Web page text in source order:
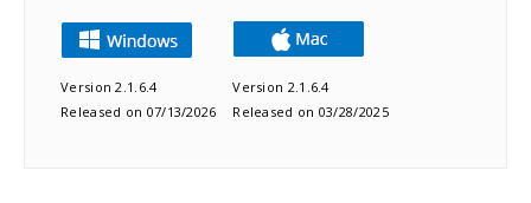
Version 2.1.6.4
Released on 07/13/2026
Version 2.1.6.4
Released on 03/28/2025